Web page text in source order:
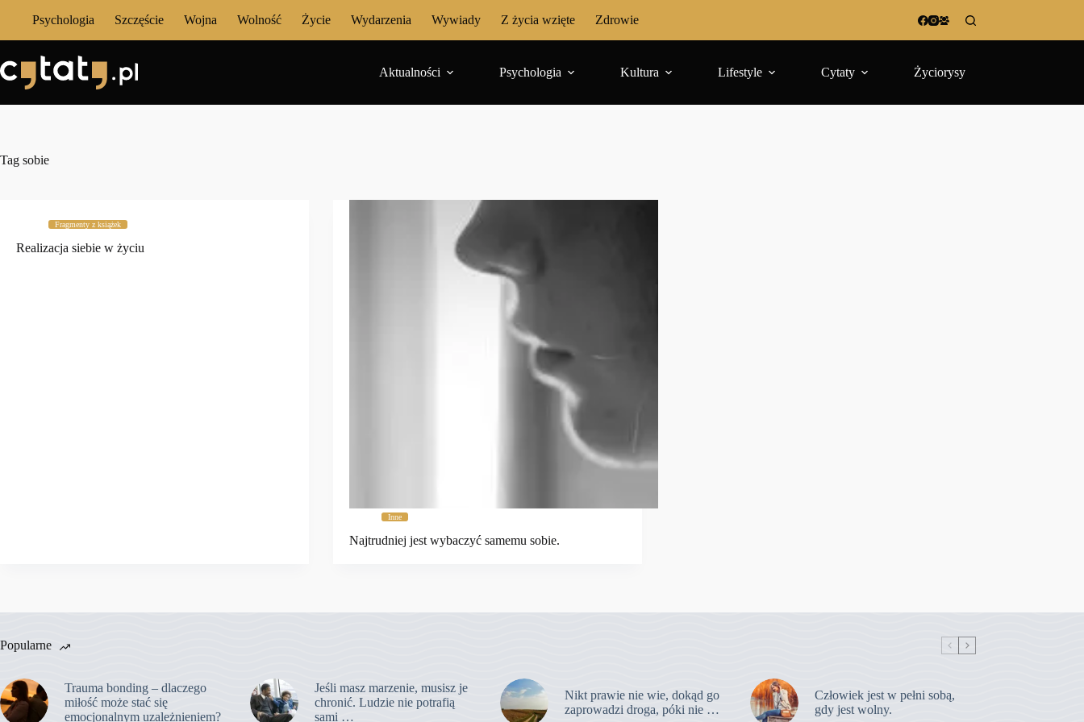
Psychologia Szczęście Wojna Wolność Życie Wydarzenia Wywiady Z życia wzięte Zdrowie
Aktualności Psychologia Kultura Lifestyle Cytaty Życiorysy
Tag sobie
Fragmenty z książek
Realizacja siebie w życiu
Inne
Najtrudniej jest wybaczyć samemu sobie.
Popularne
Trauma bonding – dlaczego
miłość może stać się
emocjonalnym uzależnieniem?
Jeśli masz marzenie, musisz je
chronić. Ludzie nie potrafią
sami …
Nikt prawie nie wie, dokąd go
zaprowadzi droga, póki nie …
Człowiek jest w pełni sobą,
gdy jest wolny.